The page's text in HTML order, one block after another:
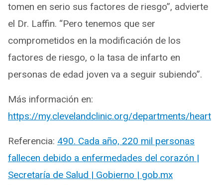
tomen en serio sus factores de riesgo”, advierte
el Dr. Laffin. “Pero tenemos que ser
comprometidos en la modificación de los
factores de riesgo, o la tasa de infarto en
personas de edad joven va a seguir subiendo”.
Más información en:
https://my.clevelandclinic.org/departments/heart
Referencia: 490. Cada año, 220 mil personas
fallecen debido a enfermedades del corazón |
Secretaría de Salud | Gobierno | gob.mx